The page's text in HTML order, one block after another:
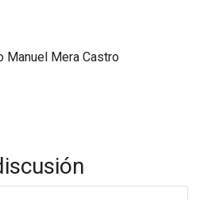
Manuel Mera Castro